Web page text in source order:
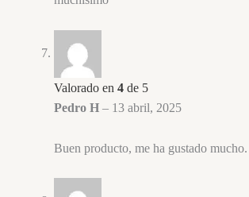
Valorado en 4 de 5
Pedro H – 13 abril, 2025
Buen producto, me ha gustado mucho.